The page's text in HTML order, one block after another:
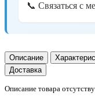
📞 Связаться с
Описание
Доставка
Описание товара